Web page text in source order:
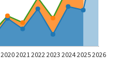
20202021 20222023202420252026